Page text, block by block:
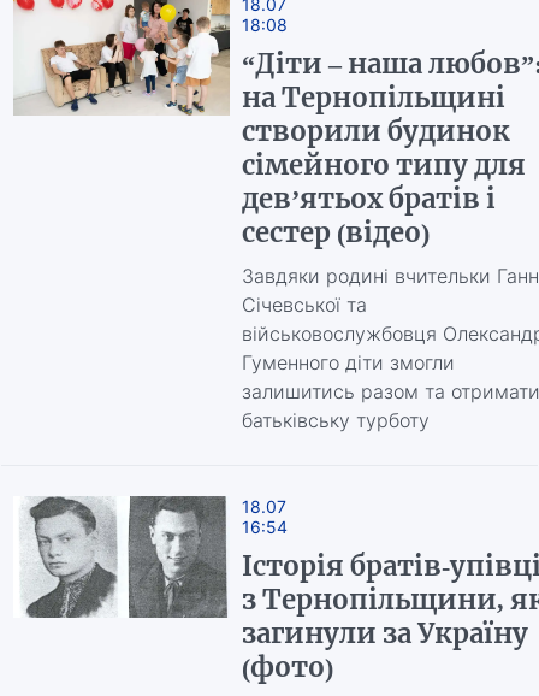
18.07
18:08
“Діти – наша
на Тернопільщині
створили будинок
сімейного типу для
дев’ятьох братів і
сестер (відео)
Завдяки родині вчительки
Січевської та
військовослужбовця
Гуменного діти змогли
залишитись разом та отримати
батьківську турботу
18.07
16:54
Історія братів-
з Тернопільщини,
загинули за Україну
(фото)